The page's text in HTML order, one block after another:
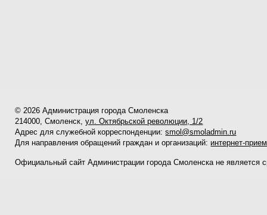
© 2026 Администрация города Смоленска
214000, Смоленск,ул. Октябрьской революции, 1/2
Адрес для служебной корреспонденции:smol@smoladmin.ru
Для направления обращений граждан и организаций: интернет-
Официальный сайт Администрации города Смоленска не является